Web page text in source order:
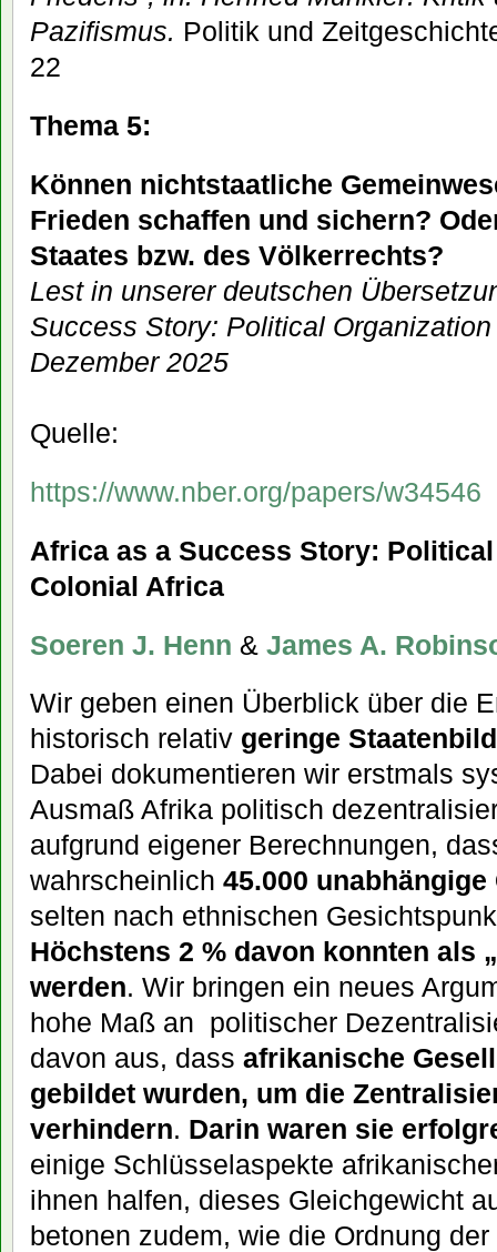
Pazifismus. Politik und
22
Thema 5:
Können nichtstaatliche
Frieden schaffen und sichern?
Staates bzw. des Völkerrechts?
Lest in unserer deutschen
Success Story: Political
Dezember 2025
Quelle:
https://www.nber.org/papers/w34546
Africa as a Success Story:
Colonial Africa
Soeren J. Henn & James A.
Wir geben einen Überblick über die
historisch relativ geringe
Dabei dokumentieren wir erstmals
Ausmaß Afrika politisch
aufgrund eigener Berechnungen,
wahrscheinlich 45.000 unabhängige
selten nach ethnischen
Höchstens 2 % davon konnten als
werden. Wir bringen ein neues
hohe Maß an politischer
davon aus, dass afrikanische
gebildet wurden, um die
verhindern. Darin waren sie
einige Schlüsselaspekte
ihnen halfen, dieses Gleichgewicht
betonen zudem, wie die Ordnung